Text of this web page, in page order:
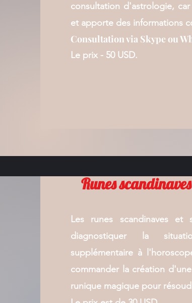
consultation d'astrologie,
et apporte des informations
Consultation via Skype ou
Le prix - 50 USD.
Runes
Les runes scandinaves et
diagnostiquer la
supplémentaire à
commander la création
runique magique pour